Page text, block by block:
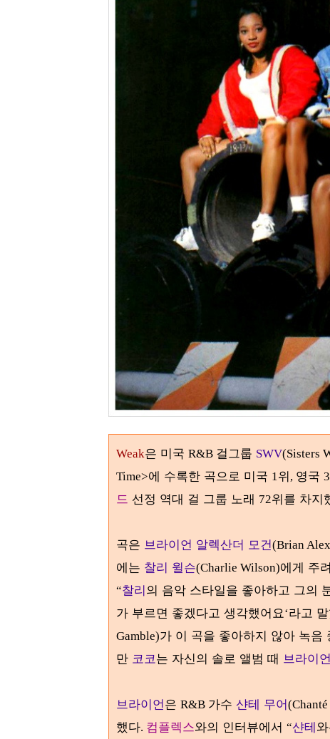
Weak은 미국 R&B 걸그룹 SWV(Sisters
Time>에 수록한 곡으로 미국 1위, 영국
드 선정 역대 걸 그룹 노래 72위를 차지
곡은 브라이언 알렉산더 모건(Brian
에는 찰리 윌슨(Charlie Wilson)에게 주
“찰리의 음악 스타일을 좋아하고 그의
가 부르면 좋겠다고 생각했어요‘라고
Gamble)가 이 곡을 좋아하지 않아 녹음
만 코코는 자신의 솔로 앨범 때 브라이언
브라이언은 R&B 가수 샨테 무어
했다. 컴플렉스와의 인터뷰에서 “샨테